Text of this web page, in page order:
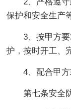
保护和安全生产
3、按甲方
护，按时开工、
4、配合甲
第七条安全